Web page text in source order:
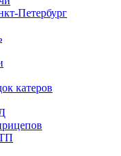
Петербург
катеров